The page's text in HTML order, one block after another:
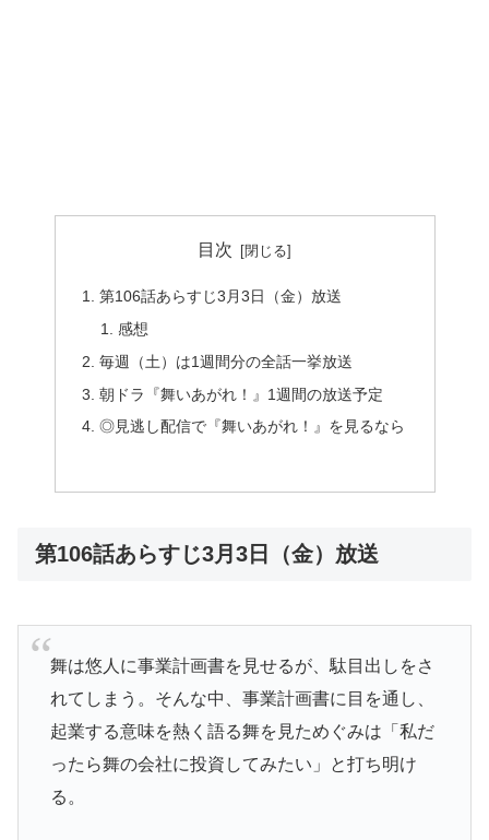
目次
第106話あらすじ3月3日（金）放送
感想
毎週（土）は1週間分の全話一挙放送
朝ドラ『舞いあがれ！』1週間の放送予定
◎見逃し配信で『舞いあがれ！』を見るなら
第106話あらすじ3月3日（金）放送
舞は悠人に事業計画書を見せるが、駄目出しをさ
れてしまう。そんな中、事業計画書に目を通し、
起業する意味を熱く語る舞を見ためぐみは「私だ
ったら舞の会社に投資してみたい」と打ち明け
る。